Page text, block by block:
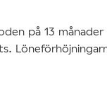
på 13